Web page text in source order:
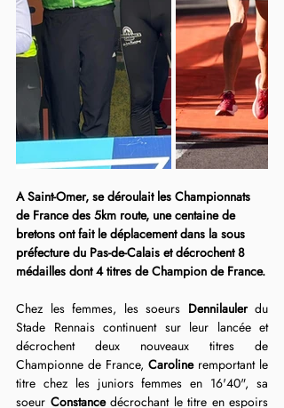
A Saint-Omer, se déroulait les Championnats
de France des 5km route, une centaine de
bretons ont fait le déplacement dans la sous
préfecture du Pas-de-Calais et décrochent 8
médailles dont 4 titres de Champion de France.
Chez les femmes, les soeurs Dennilauler du
Stade Rennais continuent sur leur lancée et
décrochent deux nouveaux titres de
Championne de France, Caroline remportant le
titre chez les juniors femmes en 16'40", sa
soeur Constance décrochant le titre en espoirs